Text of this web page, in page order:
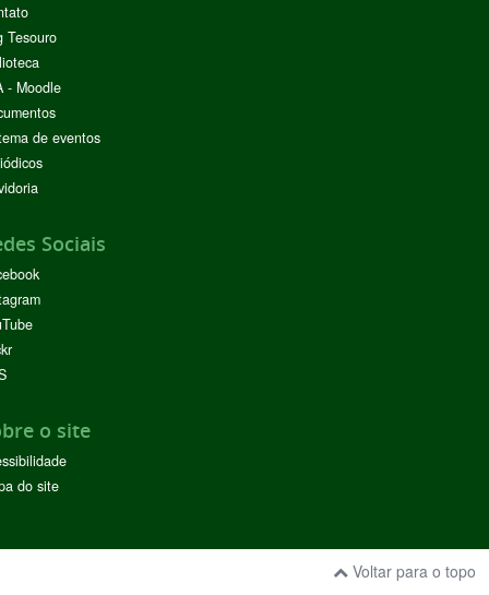
Tesouro
- Moodle
de eventos
Sociais
o site
do site
Voltar para o topo